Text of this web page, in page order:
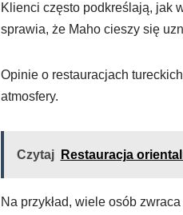
Klienci często podkreślają, jak
sprawia, że Maho cieszy się
Opinie o restauracjach
atmosfery.
Czytaj Restauracja
Na przykład, wiele osób